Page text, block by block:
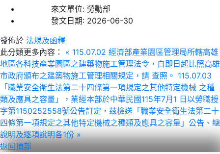
來文單位: 勞動部
發文日期: 2026-06-30
發佈於 法規及函釋
此分類更多內容：
« 115.07.02 經濟部產業園區管理局所轄高雄
地區各科技產業園區之建築物施工管理法令，自即日起比照高雄
市政府頒布之建築物施工管理相關規定，請 查照。 115.07.03
「職業安全衛生法第二十四條第一項規定之其他特定機械 之種
類及應具之容量」，業經本部於中華民國115年7月1 日以勞職授
字第1150252558號公告訂定，茲檢送「職業安全衛生法第二十
四條第一項規定之其他特定機械之種類及應具之容量」公告、總
說明及逐項說明各1份 »
返回頂部